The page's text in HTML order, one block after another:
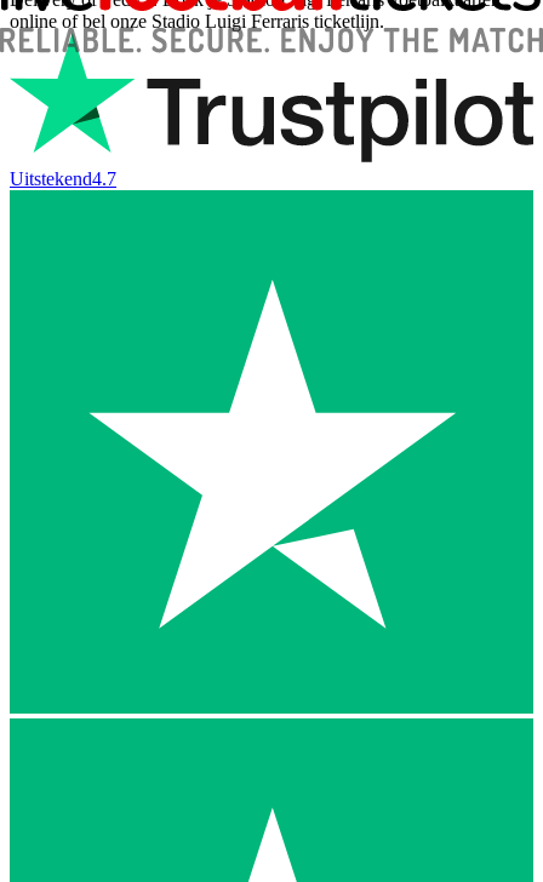
online of bel onze Stadio Luigi Ferraris ticketlijn.
Uitstekend4.7